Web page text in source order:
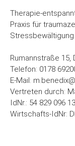
Therapie-
Praxis für
Stressbewältigung.
Rumannstraße 15,
Telefon: 0178
E-Mail:
Vertreten durch:
IdNr.: 54 829 096
Wirtschafts-IdNr: